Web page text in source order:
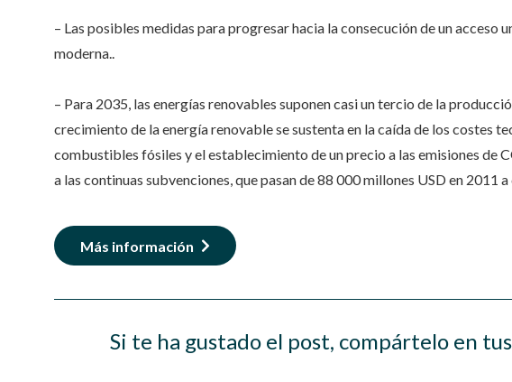
– Las posibles medidas para progresar hacia la consecución de un acceso
moderna..
– Para 2035, las energías renovables suponen casi un tercio de la
crecimiento de la energía renovable se sustenta en la caída de los costes
combustibles fósiles y el establecimiento de un precio a las emisiones de
a las continuas subvenciones, que pasan de 88 000 millones USD en 2011
Más información
Si te ha gustado el post, compártelo en tus